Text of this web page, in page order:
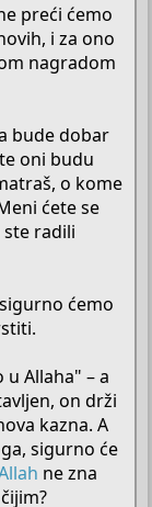
preći ćemo
i za ono
nagradom
bude dobar
oni budu
o kome
ćete se
ste radili
ćemo
Allaha" – a
on drži
kazna. A
sigurno će
ne zna